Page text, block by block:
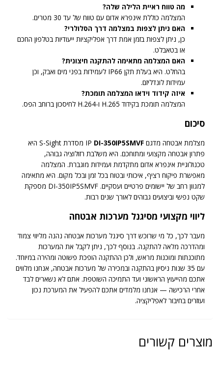
מה טווח ראיית הלילה שלה?
המצלמה כוללת אינפרא אדום עם טווח של עד 30 מטרים.
האם ניתן לצפות במצלמה דרך הסלולרי?
כן, ניתן לצפות בזמן אמת דרך אפליקציות ייעודיות בטלפון החכם
או בטאבלט.
האם המצלמה מתאימה להתקנה חיצונית?
בהחלט. היא בעלת תקן IP66 לעמידות בפני מים ואבק, וכן
עמידות לונדליזם.
איזה קידוד וידאו המצלמה תומכת?
המצלמה תומכת בקידוד H.265 ו-H.264 לחיסכון ברוחב הפס.
סיכום
מצלמת אבטחה מדגם IP DI-350IP5SMVF
מסדרת S-Sight היא
פתרון אבטחה מקצועי ומתוחכם. היא משלבת רזולוציה גבוהה,
טכנולוגיית אינפרא אדום מתקדמת ועמידות מוגברת. המצלמה
מאפשרת פיקוח רציף, איכותי ובטוח בכל זמן ובכל מקום. היא מתאימה
למגוון רחב של יישומים פרטיים ועסקיים. DI-350IP5SMVF מספקת
שקט נפשי וביצועים גבוהים לאורך שנים רבות.
ליווי מקצועי מסיגנל מערכות אבטחה
מעבר לכך, כל מי שרוכש דרך סיגנל מערכות אבטחה נהנה מליווי צמוד
ומהדרכה מלאה להתקנה. בנוסף לכך, ניתן לקבל את המערכות
מתוכנתות ומוכנות מראש, ולכן ההתקנה הופכת פשוטה ומהירה במיוחד.
עם 35 שנות ניסיון בהתקנה ובמכירה של מערכות אבטחה, אנחנו מלווים
אתכם מהייעוץ הראשוני ועד התמיכה השוטפת. אתם לא נשארים לבד
אחרי הרכישה — אנחנו מלמדים אתכם להפעיל את המערכת נכון
ועוזרים בחיבור לאפליקציה.
מוצרים קשורים